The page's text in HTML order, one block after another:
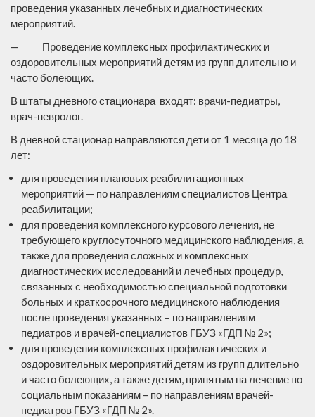
проведения указанных лечебных и диагностических
мероприятий.
— Проведение комплексных профилактических и
оздоровительных мероприятий детям из групп длительно и
часто болеющих.
В штаты дневного стационара входят: врачи-педиатры,
врач-невролог.
В дневной стационар направляются дети от 1 месяца до 18
лет:
для проведения плановых реабилитационных
мероприятий — по направлениям специалистов Центра
реабилитации;
для проведения комплексного курсового лечения, не
требующего круглосуточного медицинского наблюдения, а
также для проведения сложных и комплексных
диагностических исследований и лечебных процедур,
связанных с необходимостью специальной подготовки
больных и краткосрочного медицинского наблюдения
после проведения указанных – по направлениям
педиатров и врачей-специалистов ГБУЗ «ГДП № 2»;
для проведения комплексных профилактических и
оздоровительных мероприятий детям из групп длительно
и часто болеющих, а также детям, принятым на лечение по
социальным показаниям – по направлениям врачей-
педиатров ГБУЗ «ГДП № 2».